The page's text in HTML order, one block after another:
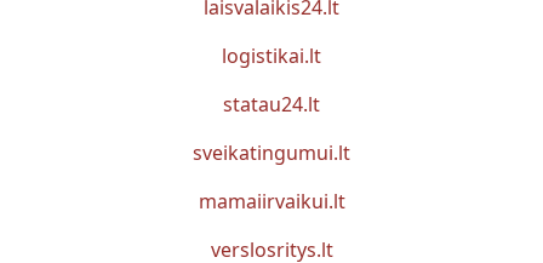
laisvalaikis24.lt
logistikai.lt
statau24.lt
sveikatingumui.lt
mamaiirvaikui.lt
verslosritys.lt